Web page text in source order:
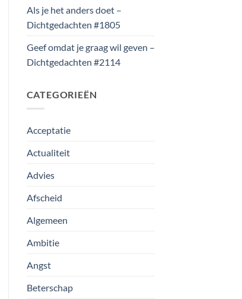
Als je het anders doet –
Dichtgedachten #1805
Geef omdat je graag wil geven –
Dichtgedachten #2114
CATEGORIEËN
Acceptatie
Actualiteit
Advies
Afscheid
Algemeen
Ambitie
Angst
Beterschap